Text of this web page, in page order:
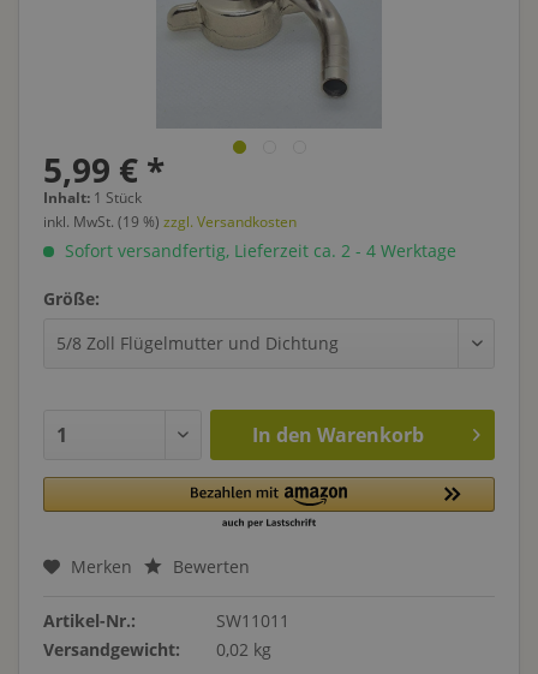
5,99 € *
Inhalt: 1 Stück
inkl. MwSt. (19 %) zzgl. Versandkosten
Sofort versandfertig, Lieferzeit ca. 2 - 4 Werktage
Größe:
In den Warenkorb
Merken Bewerten
Artikel-Nr.:
SW11011
Versandgewicht:
0,02 kg